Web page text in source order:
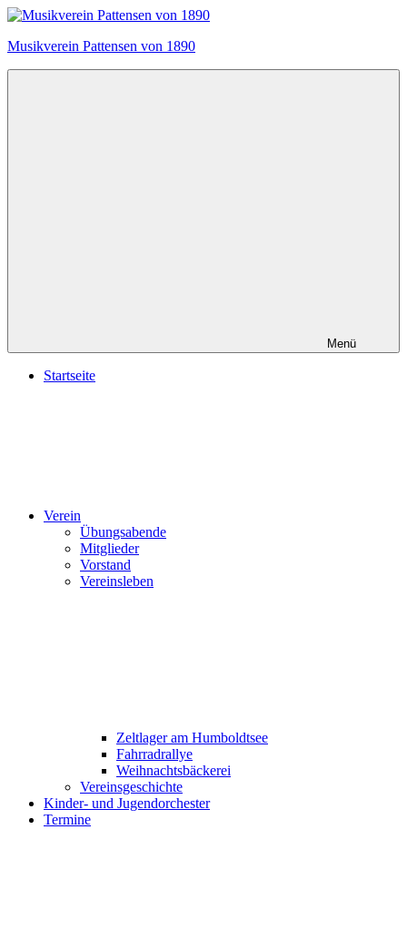
Zum
springen
Musikverein Pattensen von 1890
Menü
Startseite
Verein
Übungsabende
Mitglieder
Vorstand
Vereinsleben
Zeltlager am Humboldtsee
Fahrradrallye
Weihnachtsbäckerei
Vereinsgeschichte
Kinder- und Jugendorchester
Termine